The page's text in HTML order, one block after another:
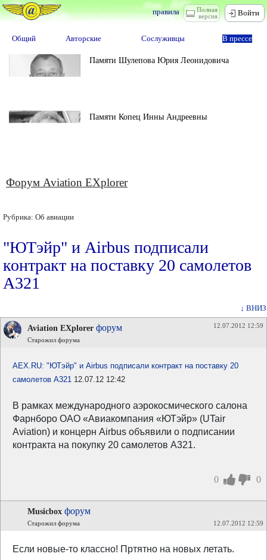
Полная
версия
правила Войти
Общий Авторские Сослуживцы В прессе
Памяти Шулепова Юрия Леонидовича
Памяти Копец Инны Андреевны
Форум Aviation EXplorer
Рубрика: Об авиации
"ЮТэйр" и Airbus подписали
контракт на поставку 20 самолетов
A321
↓ ВНИЗ
Aviation EXplorer форум
Старожил форума
12.07.2012 12:59
AEX.RU: "ЮТэйр" и Airbus подписали контракт на поставку 20
самолетов A321 12.07.12 12:42
В рамках международного аэрокосмического салона
Фарнборо ОАО «Авиакомпания «ЮТэйр» (UTair
Aviation) и концерн Airbus объявили о подписании
контракта на покупку 20 самолетов А321.
0 0
Musicbox форум
Старожил форума 12.07.2012 12:59
Если новые-то классно! Пртятно на новых летать.